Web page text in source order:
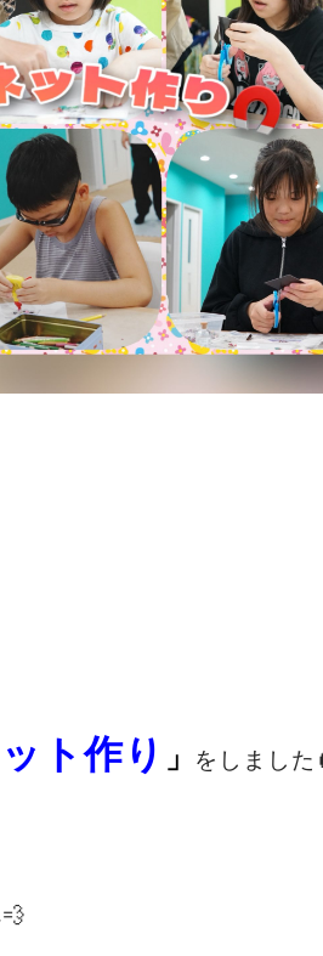
ット作り 」 をしました